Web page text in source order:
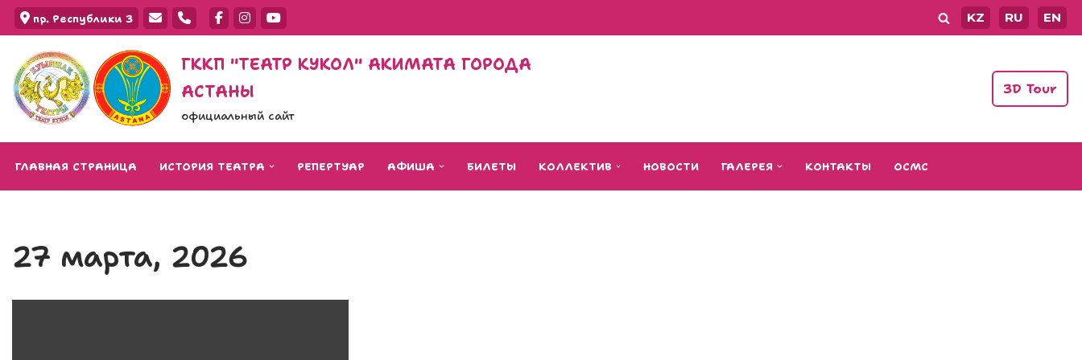
к
содержимому
пр. Республики 3 KZ RU EN
ГККП "ТЕАТР КУКОЛ" АКИМАТА ГОРОДА
АСТАНЫ
официальный сайт
3D Tour
ГЛАВНАЯ СТРАНИЦА ИСТОРИЯ ТЕАТРА РЕПЕРТУАР АФИША БИЛЕТЫ КОЛЛЕКТИВ НОВОСТИ ГАЛЕРЕЯ КОНТАКТЫ ОСМС
27 марта, 2026